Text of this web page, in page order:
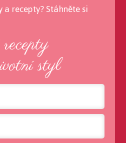
recepty? Stáhněte si
styl